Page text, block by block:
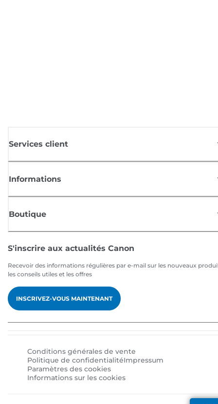
Services client
Informations
Boutique
S'inscrire aux actualités Canon
Recevoir des informations régulières par e-mail sur les nouveaux
les conseils utiles et les offres
INSCRIVEZ-VOUS MAINTENANT
Conditions générales de vente
Politique de confidentialitéImpressum
Paramètres des cookies
Informations sur les cookies